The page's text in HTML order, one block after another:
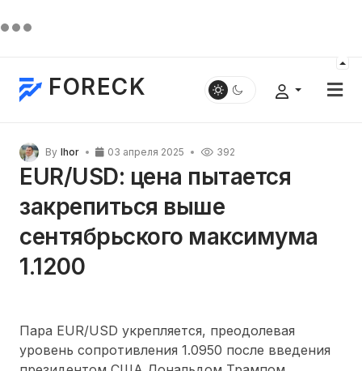
FORECK
By Ihor 03 апреля 2025 392
EUR/USD: цена пытается
закрепиться выше
сентябрьского максимума
1.1200
Пара EUR/USD укрепляется, преодолевая
уровень сопротивления 1.0950 после введения